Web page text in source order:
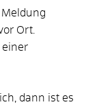
Ort.
einer
dann ist es